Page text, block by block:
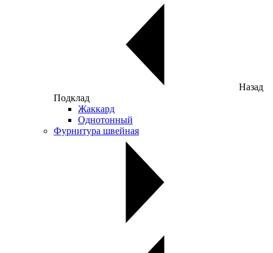
Назад
Подклад
Жаккард
Однотонный
Фурнитура швейная